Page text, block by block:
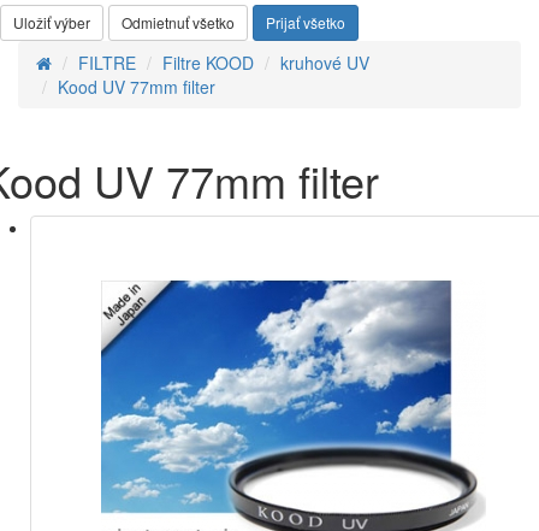
Uložiť výber Odmietnuť všetko Prijať všetko
FILTRE Filtre KOOD
kruhové UV
Kood UV 77mm filter
UV 77mm filter